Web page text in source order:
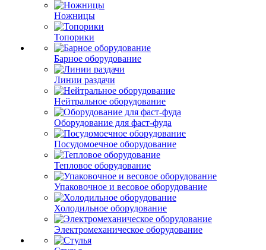
Ножницы
Топорики
Барное оборудование
Линии раздачи
Нейтральное оборудование
Оборудование для фаст-фуда
Посудомоечное оборудование
Тепловое оборудование
Упаковочное и весовое оборудование
Холодильное оборудование
Электромеханическое оборудование